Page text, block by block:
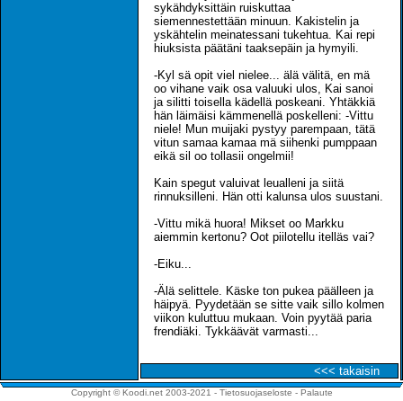
sykähdyksittäin ruiskuttaa
siemennestettään minuun. Kakistelin ja
yskähtelin meinatessani tukehtua. Kai repi
hiuksista päätäni taaksepäin ja hymyili.
-Kyl sä opit viel nielee... älä välitä, en mä
oo vihane vaik osa valuuki ulos, Kai sanoi
ja silitti toisella kädellä poskeani. Yhtäkkiä
hän läimäisi kämmenellä poskelleni: -Vittu
niele! Mun muijaki pystyy parempaan, tätä
vitun samaa kamaa mä siihenki pumppaan
eikä sil oo tollasii ongelmii!
Kain spegut valuivat leualleni ja siitä
rinnuksilleni. Hän otti kalunsa ulos suustani.
-Vittu mikä huora! Mikset oo Markku
aiemmin kertonu? Oot piilotellu itelläs vai?
-Eiku...
-Älä selittele. Käske ton pukea päälleen ja
häipyä. Pyydetään se sitte vaik sillo kolmen
viikon kuluttuu mukaan. Voin pyytää paria
frendiäki. Tykkäävät varmasti...
<<< takaisin
Copyright © Koodi.net 2003-2021 - Tietosuojaseloste - Palaute